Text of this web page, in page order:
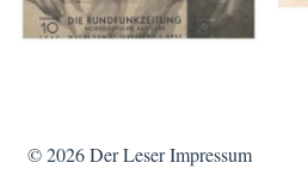
© 2026Der Leser Impressum